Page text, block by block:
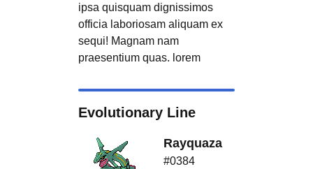
ipsa quisquam dignissimos
officia laboriosam aliquam ex
sequi! Magnam nam
praesentium quas. lorem
Evolutionary Line
Rayquaza
#0384